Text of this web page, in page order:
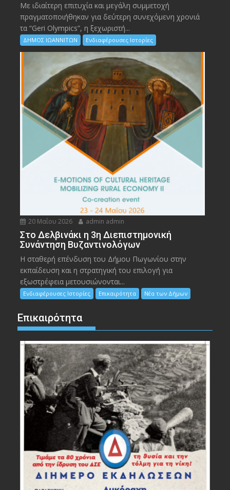
Με ιδιαίτερη επιτυχία και μεγάλη συμμετοχή
πραγματοποιήθηκαν για δεύτερη συνεχόμενη χρονιά
τα “Geri Olympics”, η ξεχωριστή...
ΔΗΜΟΣ ΙΩΑΝΝΙΤΩΝ Ενδιαφέρουσες Ιστορίες
20 Μαΐου 2026 admin admin
Στο Δελβινάκι η 3η Διεπιστημονική
Συνάντηση Βυζαντινολόγων
Η σταθερή επένδυση του Δήμου Πωγωνίου στην
εκπαίδευση και η στρατηγική του επιλογή για
εξωστρέφεια μετουσιώνονται...
Ενδιαφέρουσες Ιστορίες Επικαιρότητα Νέα των Δήμων
Επικαιρότητα